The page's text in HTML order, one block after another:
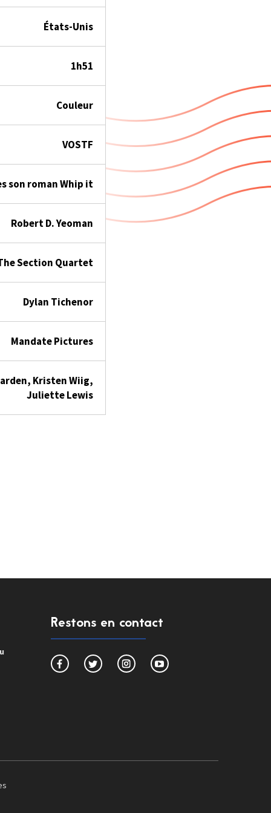
États-Unis
1h51
Couleur
VOSTF
son roman Whip it
Robert D. Yeoman
Section Quartet
Dylan Tichenor
Mandate Pictures
Kristen Wiig,
Juliette Lewis
Restons en contact